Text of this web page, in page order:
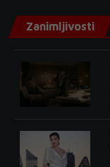
Zanimljivosti